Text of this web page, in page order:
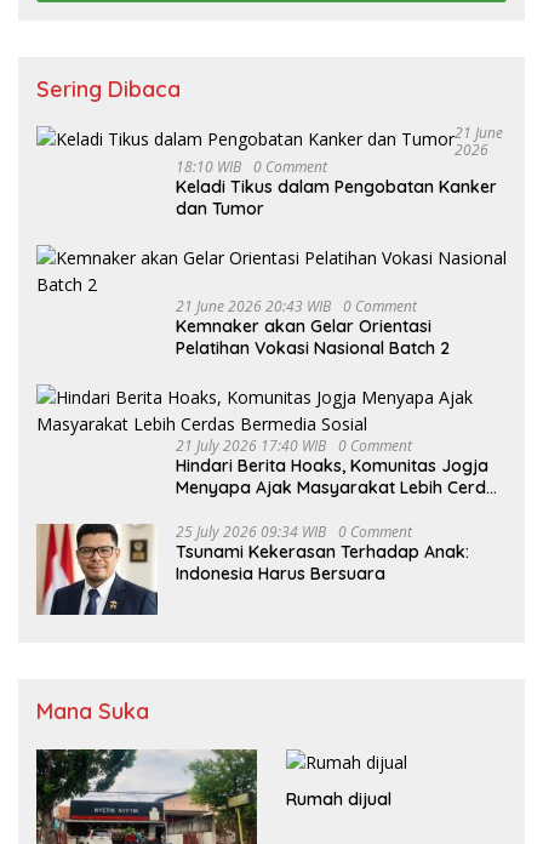
Sering Dibaca
21 June
2026
18:10 WIB 0 Comment
Keladi Tikus dalam Pengobatan Kanker
dan Tumor
21 June 2026 20:43 WIB 0 Comment
Kemnaker akan Gelar Orientasi
Pelatihan Vokasi Nasional Batch 2
21 July 2026 17:40 WIB 0 Comment
Hindari Berita Hoaks, Komunitas Jogja
Menyapa Ajak Masyarakat Lebih Cerdas
25 July 2026 09:34 WIB 0 Comment
Tsunami Kekerasan Terhadap Anak:
Indonesia Harus Bersuara
Mana Suka
Rumah dijual